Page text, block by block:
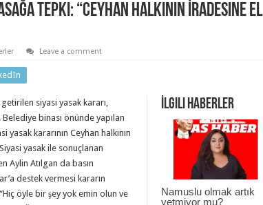
Tepki: “Ceyhan Halkının İradesine El
Leave a comment
İlgili Haberler
Namuslu olmak artık
yetmiyor mu?
siyasi yasak kararı,
binası önünde yapılan
yasak kararının Ceyhan halkının
yasak ile sonuçlanan
Aylin Atılgan da basın
destek vermesi kararın
öyle bir şey yok emin olun ve